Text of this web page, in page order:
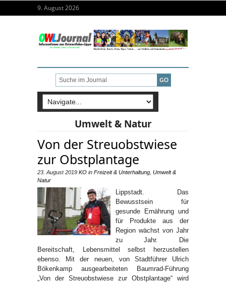
9. August 2026
Umwelt & Natur
Von der Streuobstwiese
zur Obstplantage
23. August 2019 KO in Freizeit & Unterhaltung Umwelt &
Natur
Lippstadt. Das
Bewusstsein für
gesunde Ernährung und
für Produkte aus der
Region wächst von Jahr
zu Jahr. Die
Bereitschaft, Lebensmittel selbst herzustellen
ebenso. Mit der neuen, von Stadtführer Ulrich
Bökenkamp ausgearbeiteten Baumrad-Führung
„Von der Streuobstwiese zur Obstplantage“ wird